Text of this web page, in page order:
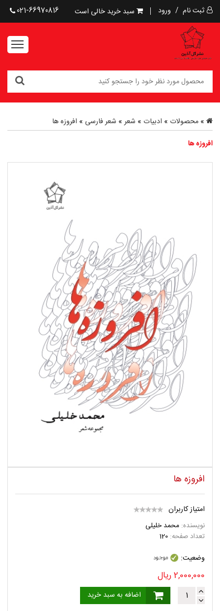
ثبت نام / ورود سبد خرید خالی است 021-66970816
» محصولات » ادبیات » شعر» شعر فارسی » افروزه ها
افروزه ها
افروزه ها
امتیاز کاربران
نویسنده: محمد خلیلی
تعداد صفحه: 120
وضعیت:
2,000,000ریال
اضافه به سبد خرید